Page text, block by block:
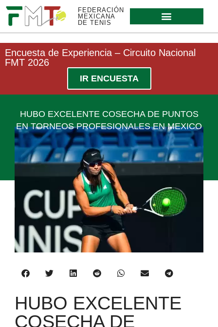
FEDERACIÓN
MEXICANA
DE TENIS
Encuesta de Experiencia – Circuito Nacional
FMT 2026
IR ENCUESTA
HUBO EXCELENTE COSECHA DE PUNTOS
EN TORNEOS PROFESIONALES EN MEXICO
HUBO EXCELENTE
COSECHA DE